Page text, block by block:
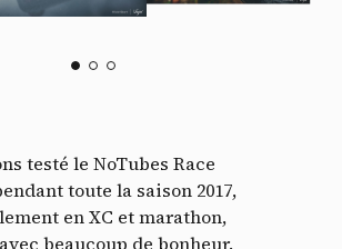
testé le NoTubes Race
toute la saison 2017,
en XC et marathon,
beaucoup de bonheur.